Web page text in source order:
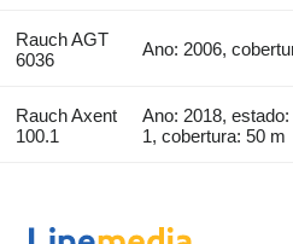
Rauch AGT
6036
Ano: 2006,
Rauch Axent
100.1
Ano: 2018,
1, cobertura: 50 m